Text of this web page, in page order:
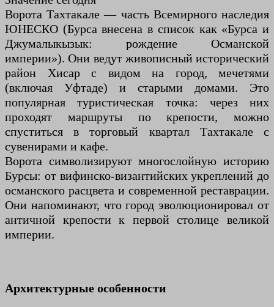
Ворота Тахтакале — часть Всемирного наследия
ЮНЕСКО (Бурса внесена в список как «Бурса и
Джумалыкызык: рождение Османской
империи»). Они ведут живописный исторический
район Хисар с видом на город, мечетями
(включая Уфтаде) и старыми домами. Это
популярная туристическая точка: через них
проходят маршруты по крепости, можно
спуститься в торговый квартал Тахтакале с
сувенирами и кафе.
Ворота символизируют многослойную историю
Бурсы: от вифинско-византийских укреплений до
османского расцвета и современной реставрации.
Они напоминают, что город эволюционировал от
античной крепости к первой столице великой
империи.
Архитектурные особенности